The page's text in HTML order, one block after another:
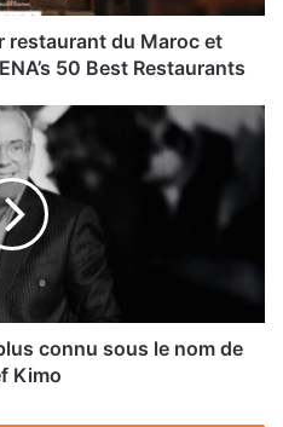
restaurant du Maroc et
50 Best Restaurants
connu sous le nom de
Kimo